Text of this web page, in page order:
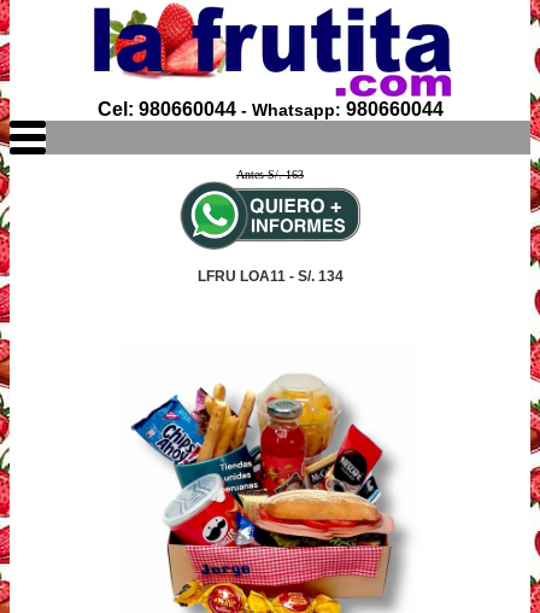
Cel: 980660044- Whatsapp: 980660044
Antes S/. 163
LFRU LOA11 - S/. 134